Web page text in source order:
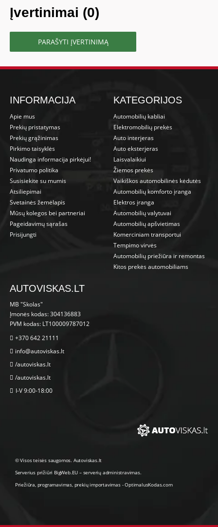
Įvertinimai (0)
PARAŠYTI ĮVERTINIMĄ
INFORMACIJA
Apie mus
Prekių pristatymas
Prekių grąžinimas
Pirkimo taisyklės
Naudinga informacija pirkėjui!
Privatumo politika
Susisiekite su mumis
Atsiliepimai
Svetainės žemėlapis
Mūsų kolegos bei partneriai
Pageidavimų sąrašas
Prisijungti
KATEGORIJOS
Automobilių kabliai
Elektromobilių prekės
Auto interjeras
Auto eksterjeras
Laisvalaikiui
Žiemos prekės
Vaikiškos automobilinės kėdutės
Automobilių komforto įranga
Elektros įranga
Automobilių valytuvai
Automobilių apšvietimas
Komerciniam transportui
Tempimo virvės
Automobilių priežiūra ir remontas
Kitos prekės automobiliams
AUTOVISKAS.LT
MB "Skolas"
Įmonės kodas: 304136883
PVM kodas: LT100009787012
+370 642 21111
info@autoviskas.lt
/autoviskas.lt
/autoviskas.lt
I-V 9:00-18:00
© Visos teisės saugomos. Autoviskas.lt
Serverius prižiūri BigWeb.EU – serverių administravimas.
Priežiūra, programavimas prekių importavimas-OptimalusKodas.com